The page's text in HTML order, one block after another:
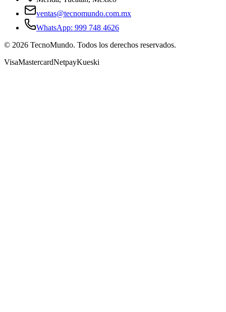
ventas@tecnomundo.com.mx
WhatsApp: 999 748 4626
© 2026 TecnoMundo. Todos los derechos reservados.
VisaMastercardNetpayKueski